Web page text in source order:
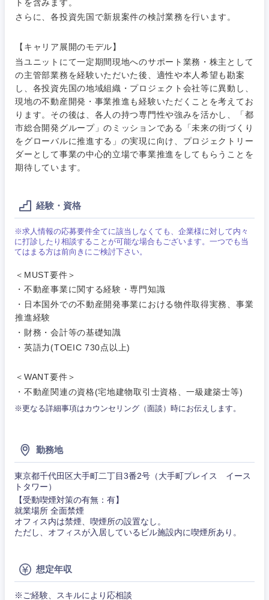
トを含みます。
さらに、各投資先国で新規案件の検討業務を行います。
【キャリア展開のモデル】
当ユニットにて一定期間現地へのサポート業務・株主として
の主管部業務を経験いただいた後、適性や本人希望も勘案
し、各投資先国の地域組織・プロジェクト会社等に異動し、
現地の不動産開発・事業推進も経験いただくことを考えてお
ります。その後は、各人の持つ専門性や強みを活かし、「都
市総合開発グループ」のミッションである「未来の街づくり
をグローバルに推進する」の実現に向け、プロジェクトリー
ダーとして事業の中心的立場で事業推進をしてもらうことを
期待しています。
経験・資格
※求人情報の応募要件全てに該当しなくても、企業様に対して内々
に打診したり相談することが可能な場合もございます。一つでも当
てはまる方は前向きにご検討下さい。
＜MUST要件＞
・不動産事業に関する経験・専門知識
・日本国外での不動産開発事業における物件取得実務、事業
推進経験
・財務・会計等の基礎知識
・英語力(TOEIC 730点以上)
＜WANT要件＞
・不動産関連の資格(宅地建物取引士資格、一級建築士等)
※更なる詳細事項はカウンセリング（面談）時にお伝えします。
勤務地
東京都千代田区大手町二丁目3番2号（大手町プレイス イース
トタワー）
【受動喫煙対策の有無：有】
就業場所 全面禁煙
オフィス内は禁煙、喫煙所の設置なし。
ただし、オフィスが入居しているビル施設内に喫煙所あり。
想定年収
※ご経験、スキルにより応相談
クリエイ
ティブ
コンサル
タント
専門職
ビス・制
作、ゲー
ム
（モノづ
くり）
金融専門
職
メディカ
不動産専
門職
工管理
事務職
その他
クリエイティブ
コンサルタント
専門職
技術職（IT）、Webサービス・制作、ゲーム
技術職（モノづくり）
金融専門職
建設・施工管理
事務職
その他
建設・不動産
倉庫・運輸・物流
小売・通販・外食
IT・通信
WEBサービス
コンサル・シンクタンク
広告・宣伝・印刷
エンターテイメント
法律・特許事務所・監査法人
サービス
その他
関東地方
千葉県 東京都
外資系企業 英語を活かす
転勤なし 海外勤務あり
フルリモート
年間休日120日以
上